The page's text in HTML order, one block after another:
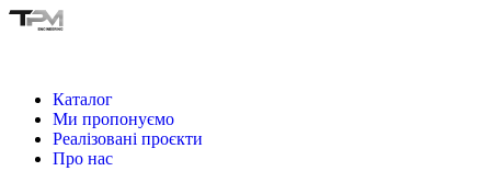
Каталог
Ми пропонуємо
Реалізовані проєкти
Про нас